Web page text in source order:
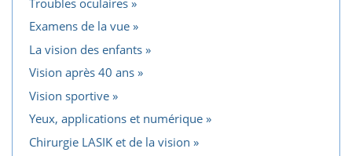
Examens de la vue
La vision des enfants
Vision après 40 ans
Vision sportive
Yeux, applications et numérique
Chirurgie LASIK et de la vision